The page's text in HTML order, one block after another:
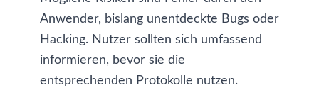
Anwender, bislang unentdeckte Bugs oder
Hacking. Nutzer sollten sich umfassend
informieren, bevor sie die
entsprechenden Protokolle nutzen.